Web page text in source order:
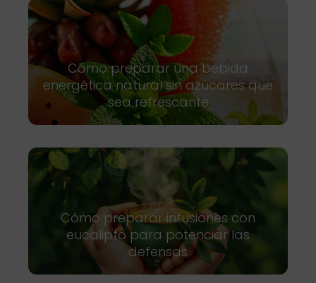
Cómo preparar una bebida
energética natural sin azúcares que
sea refrescante
Cómo preparar infusiones con
eucalipto para potenciar las
defensas